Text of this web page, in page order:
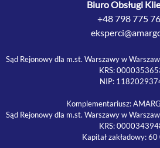
Biuro Obsługi
+48 798 775
Sąd Rejonowy dla m.st. Warszawy w
KRS:
NIP:
Komplementariusz:
Sąd Rejonowy dla m.st. Warszawy w
KRS:
Kapitał zakładowy: 60